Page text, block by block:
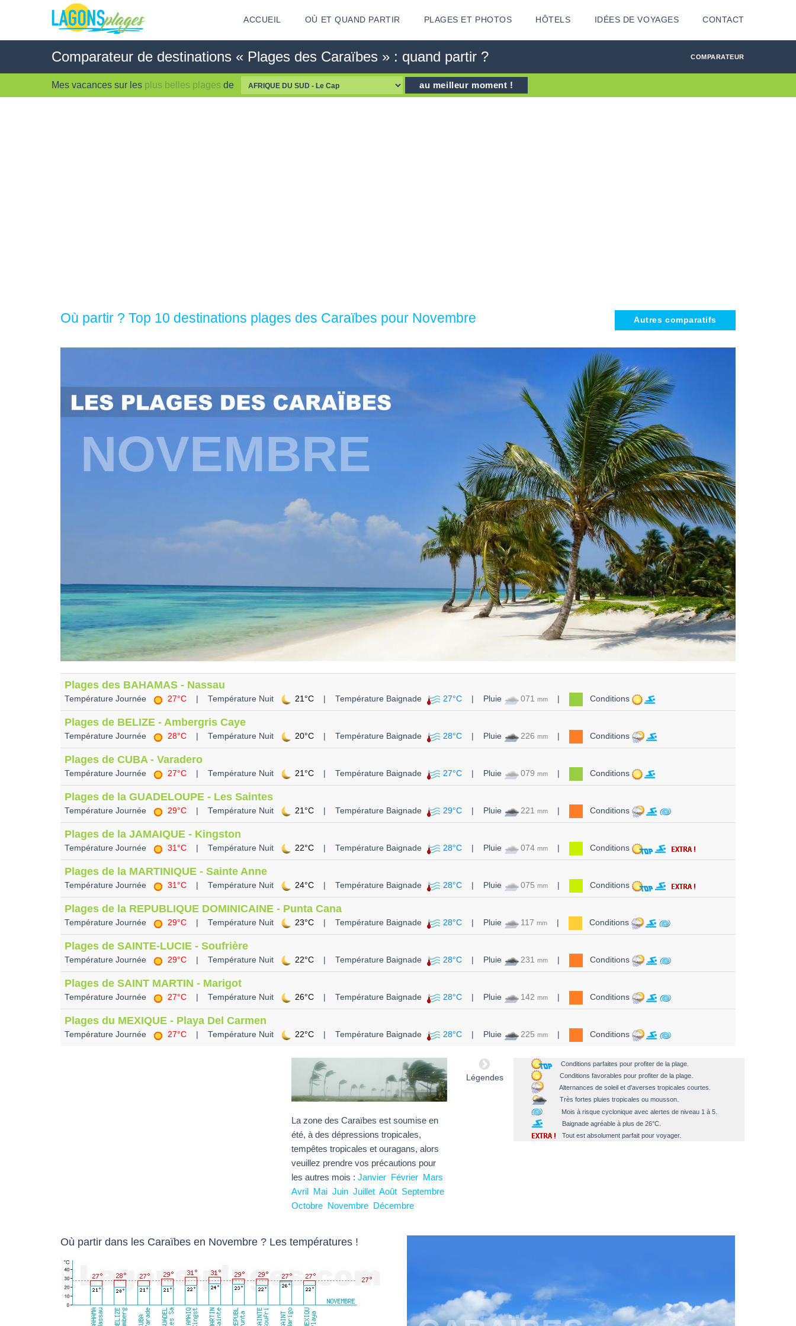
ACCUEIL OÙ ET QUAND PARTIR PLAGES ET PHOTOS HÔTELS IDÉES DE VOYAGES CONTACT
Comparateur de destinations « Plages des Caraïbes » : quand partir ? COMPARATEUR
Mes vacances sur les plus belles plages de au meilleur moment !
Où partir ? Top 10 destinations plages des Caraïbes pour Novembre Autres comparatifs
NOVEMBRE
Plages des BAHAMAS - Nassau
Température Journée 27°C | Température Nuit 21°C | Température Baignade 27°C | Pluie 071 mm Conditions
Plages de BELIZE - Ambergris Caye
Température Journée 28°C | Température Nuit 20°C | Température Baignade 28°C | Pluie 226 mm Conditions
Plages de CUBA - Varadero
Température Journée 27°C | Température Nuit 21°C | Température Baignade 27°C | Pluie 079 mm Conditions
Plages de la GUADELOUPE - Les Saintes
Température Journée 29°C | Température Nuit 21°C | Température Baignade 29°C | Pluie 221 mm Conditions
Plages de la JAMAIQUE - Kingston
Température Journée 31°C | Température Nuit 22°C | Température Baignade 28°C | Pluie 074 mm Conditions
Plages de la MARTINIQUE - Sainte Anne
Température Journée 31°C | Température Nuit 24°C | Température Baignade 28°C | Pluie 075 mm Conditions
Plages de la REPUBLIQUE DOMINICAINE - Punta Cana
Température Journée 29°C | Température Nuit 23°C | Température Baignade 28°C | Pluie 117 mm Conditions
Plages de SAINTE-LUCIE - Soufrière
Température Journée 29°C | Température Nuit 22°C | Température Baignade 28°C | Pluie 231 mm Conditions
Plages de SAINT MARTIN - Marigot
Température Journée 27°C | Température Nuit 26°C | Température Baignade 28°C | Pluie 142 mm Conditions
Plages du MEXIQUE - Playa Del Carmen
Température Journée 27°C | Température Nuit 22°C | Température Baignade 28°C | Pluie 225 mm Conditions
La zone des Caraïbes est soumise en
été, à des dépressions tropicales,
tempêtes tropicales et ouragans, alors
veuillez prendre vos précautions pour
les autres mois : Janvier Février
Mars
Avril
Mai Juin Juillet Août Septembre
Octobre
Novembre Décembre
Légendes
Conditions parfaites pour profiter de la plage.
Conditions favorables pour profiter de la plage.
Alternances de soleil et d'averses tropicales courtes.
Très fortes pluies tropicales ou mousson.
Mois à risque cyclonique avec alertes de niveau 1 à 5.
Baignade agréable à plus de 26°C.
Tout est absolument parfait pour voyager.
Où partir dans les Caraïbes en Novembre ? Les températures !